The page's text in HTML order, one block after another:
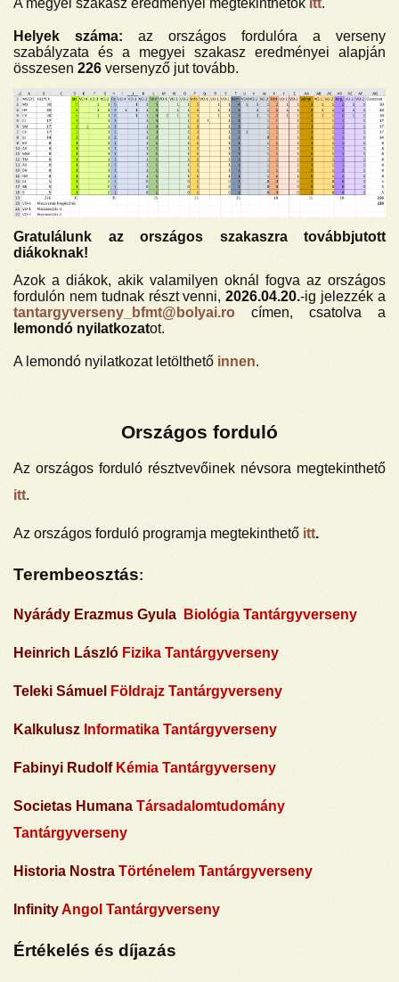
A megyei szakasz eredményei megtekinthetők itt.
Helyek száma: az országos fordulóra a verseny
szabályzata és a megyei szakasz eredményei alapján
összesen 226 versenyző jut tovább.
Gratulálunk az országos szakaszra továbbjutott
diákoknak!
Azok a diákok, akik valamilyen oknál fogva az országos
fordulón nem tudnak részt venni,2026.04.20.-ig jelezzék a
tantargyverseny_bfmt@bolyai.ro címen, csatolva a
lemondó nyilatkozatot.
A lemondó nyilatkozat letölthető innen.
Országos forduló
Az országos forduló résztvevőinek névsora megtekinthető
itt.
Az országos forduló programja megtekinthető itt.
Terembeosztás:
Nyárády Erazmus Gyula Biológia Tantárgyverseny
Heinrich László Fizika Tantárgyverseny
Teleki Sámuel Földrajz Tantárgyverseny
Kalkulusz Informatika Tantárgyverseny
Fabinyi Rudolf Kémia Tantárgyverseny
Societas Humana Társadalomtudomány
Tantárgyverseny
Historia Nostra Történelem Tantárgyverseny
InfinityAngol Tantárgyverseny
Értékelés és díjazás